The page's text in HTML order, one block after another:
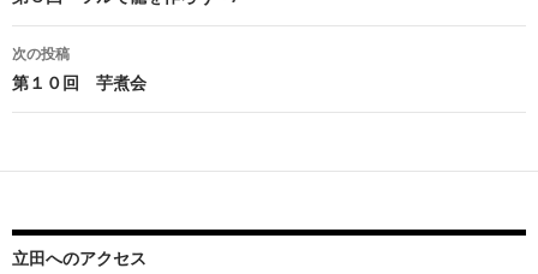
ナ
ビ
ー
ョ
次の投稿
第１０回 芋煮会
立田へのアクセス